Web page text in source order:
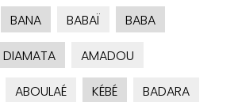
BANA BABAÏ
BABA
DIAMATA
AMADOU
ABOULAÉ KÉBÉ
BADARA